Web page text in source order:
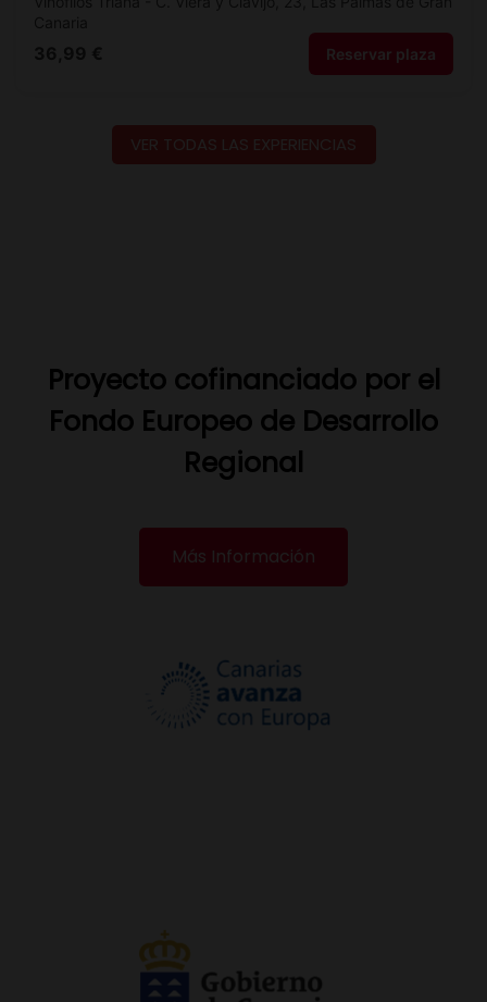
VER TODAS LAS EXPERIENCIAS
Proyecto cofinanciado por el
Fondo Europeo de Desarrollo
Regional
Más Información